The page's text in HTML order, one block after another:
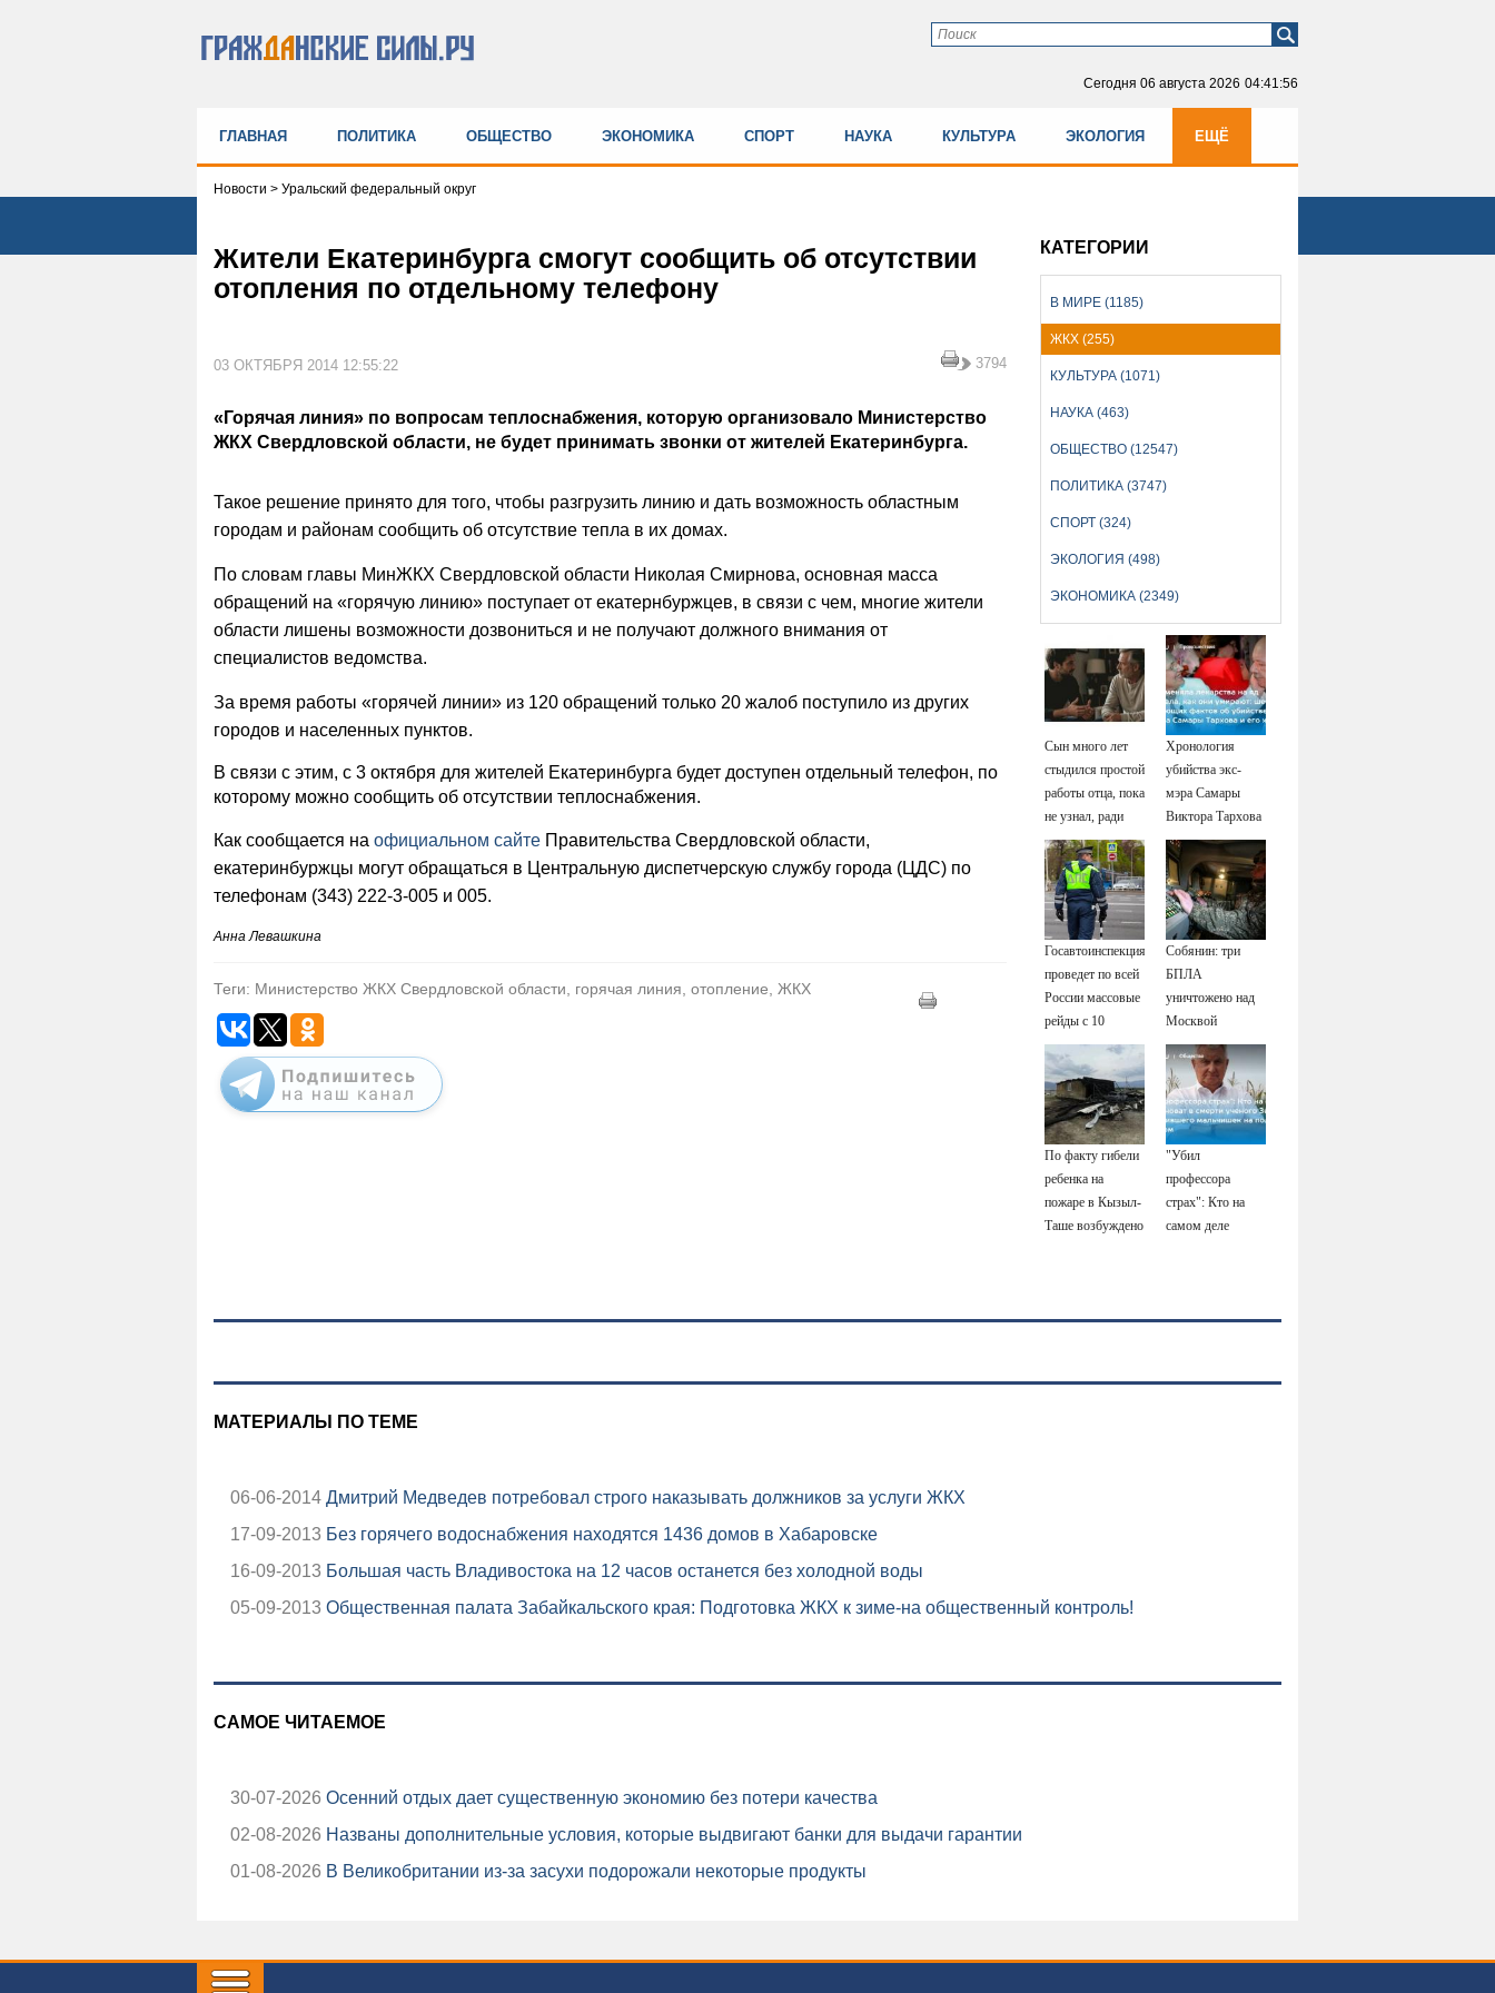
Сегодня 06 августа 2026 04:41:56
ГЛАВНАЯ ПОЛИТИКА ОБЩЕСТВО ЭКОНОМИКА СПОРТ НАУКА КУЛЬТУРА ЭКОЛОГИЯ ЕЩЁ
Новости > Уральский федеральный округ
Жители Екатеринбурга смогут сообщить об отсутствии
отопления по отдельному телефону
03 ОКТЯБРЯ 2014 12:55:22 3794
«Горячая линия» по вопросам теплоснабжения, которую организовало Министерство
ЖКХ Свердловской области, не будет принимать звонки от жителей Екатеринбурга.
Такое решение принято для того, чтобы разгрузить линию и дать возможность областным
городам и районам сообщить об отсутствие тепла в их домах.
По словам главы МинЖКХ Свердловской области Николая Смирнова, основная масса
обращений на «горячую линию» поступает от екатернбуржцев, в связи с чем, многие жители
области лишены возможности дозвониться и не получают должного внимания от
специалистов ведомства.
За время работы «горячей линии» из 120 обращений только 20 жалоб поступило из других
городов и населенных пунктов.
В связи с этим, с 3 октября для жителей Екатеринбурга будет доступен отдельный телефон, по
которому можно сообщить об отсутствии теплоснабжения.
Как сообщается на официальном сайте Правительства Свердловской области,
екатеринбуржцы могут обращаться в Центральную диспетчерскую службу города (ЦДС) по
телефонам (343) 222-3-005 и 005.
Анна Левашкина
Теги: Министерство ЖКХ Свердловской области, горячая линия, отопление, ЖКХ
КАТЕГОРИИ
В МИРЕ (1185)
ЖКХ (255)
КУЛЬТУРА (1071)
НАУКА (463)
ОБЩЕСТВО (12547)
ПОЛИТИКА (3747)
СПОРТ (324)
ЭКОЛОГИЯ (498)
ЭКОНОМИКА (2349)
Сын много лет
стыдился простой
работы отца, пока
не узнал, ради
чего тот
отказался от
карьеры -
история одной
семьи
Хронология
убийства экс-
мэра Самары
Виктора Тархова
и его жены: шесть
шокирующих
фактов, новые
подробности
Госавтоинспекция
проведет по всей
России массовые
рейды с 10
августа
Собянин: три
БПЛА
уничтожено над
Москвой
По факту гибели
ребенка на
пожаре в Кызыл-
Таше возбуждено
"Убил
профессора
страх": Кто на
самом деле
мальчишек на
МАТЕРИАЛЫ ПО ТЕМЕ
06-06-2014 Дмитрий Медведев потребовал строго наказывать должников за услуги ЖКХ
17-09-2013 Без горячего водоснабжения находятся 1436 домов в Хабаровске
16-09-2013 Большая часть Владивостока на 12 часов останется без холодной воды
05-09-2013 Общественная палата Забайкальского края: Подготовка ЖКХ к зиме-на общественный контроль!
САМОЕ ЧИТАЕМОЕ
30-07-2026 Осенний отдых дает существенную экономию без потери качества
02-08-2026 Названы дополнительные условия, которые выдвигают банки для выдачи гарантии
01-08-2026 В Великобритании из-за засухи подорожали некоторые продукты